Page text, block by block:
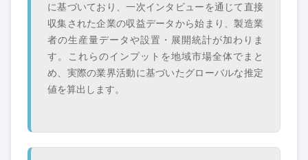
に基づいており、一次インタビューを通じて直接
収集された企業の収益データから始まり、製造業
者の生産量データや設置・展開統計が加わりま
す。これらのインプットを地域市場全体でまと
め、実際の業界活動に基づいたグローバルな推定
値を算出します。